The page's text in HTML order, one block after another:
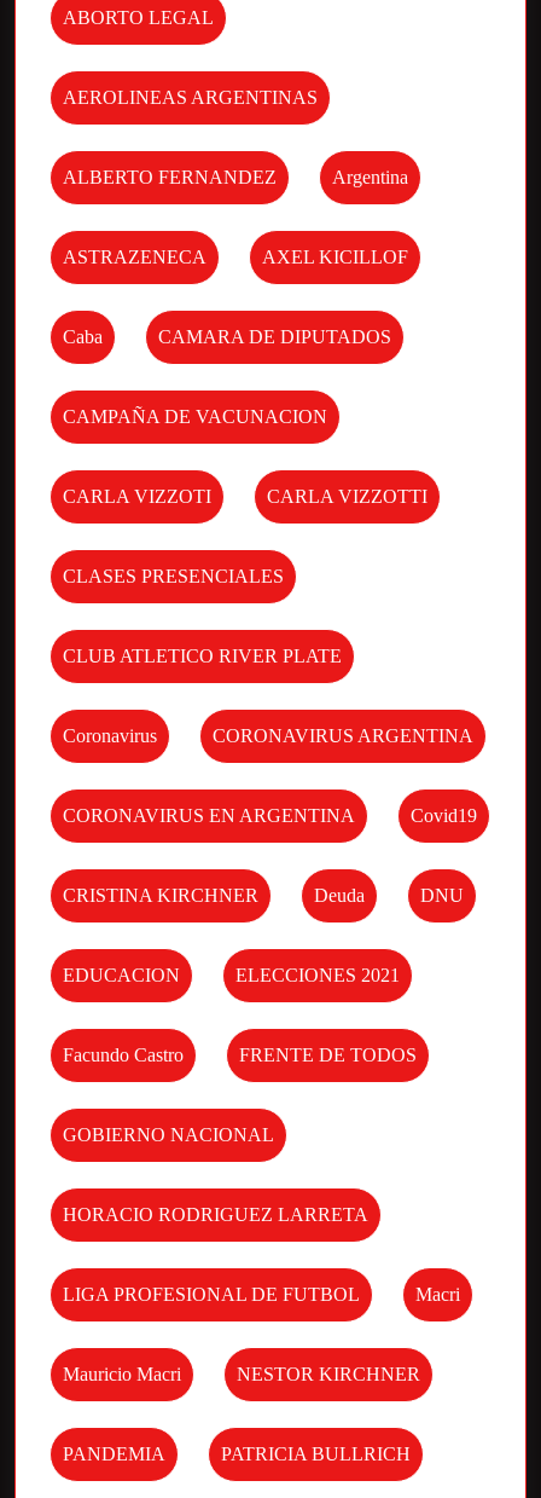
ABORTO LEGAL
AEROLINEAS ARGENTINAS
ALBERTO FERNANDEZ Argentina
ASTRAZENECA AXEL KICILLOF
Caba CAMARA DE DIPUTADOS
CAMPAÑA DE VACUNACION
CARLA VIZZOTI CARLA VIZZOTTI
CLASES PRESENCIALES
CLUB ATLETICO RIVER PLATE
Coronavirus CORONAVIRUS ARGENTINA
CORONAVIRUS EN ARGENTINA Covid19
CRISTINA KIRCHNER Deuda DNU
EDUCACION ELECCIONES 2021
Facundo Castro FRENTE DE TODOS
GOBIERNO NACIONAL
HORACIO RODRIGUEZ LARRETA
LIGA PROFESIONAL DE FUTBOL Macri
Mauricio Macri NESTOR KIRCHNER
PANDEMIA PATRICIA BULLRICH